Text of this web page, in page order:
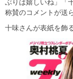
ぶりは嬉しいね」「
称賛のコメントが送
十味さんが表紙を飾